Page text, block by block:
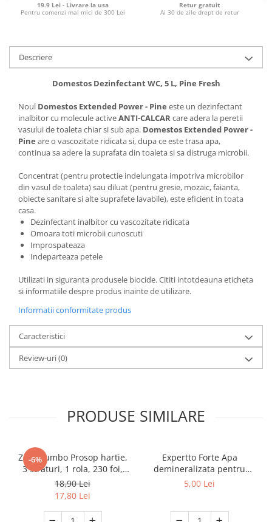
19.9 Lei - Livrare la usa
Pentru comenzi mai mici de 300 Lei
Retur gratuit
Ai 30 de zile drept de retur
Descriere
Domestos Dezinfectant WC, 5 L, Pine Fresh
Noul Domestos Extended Power - Pine este un dezinfectant
inalbitor cu molecule activeANTI-CALCARcare adera la peretii
vasului de toaleta chiar si sub apa. Domestos Extended Power -
Pine are o vascozitate ridicata si, dupa ce este trasa apa,
continua sa adere la suprafata din toaleta si sa distruga microbii.
Concentrat (pentru protectie indelungata impotriva microbilor
din vasul de toaleta) sau diluat (pentru gresie, mozaic, faianta,
obiecte sanitare si alte suprafete lavabile), este eficient in toata
casa.
Dezinfectant inalbitor cu vascozitate ridicata
Omoara toti microbii cunoscuti
Improspateaza
Indeparteaza petele
Utilizati in siguranta produsele biocide. Cititi intotdeauna eticheta
si informatiile despre produs inainte de utilizare.
Informatii conformitate produs
Caracteristici
Review-uri(0)
PRODUSE SIMILARE
-6%
Zewa Jumbo Prosop hartie,
3 straturi, 1 rola, 230 foi,
Premium Expert
18,90 Lei
17,80 Lei
Expertto Forte Apa
demineralizata pentru
fierul de calcat, 1 L, Floral
5,00 Lei